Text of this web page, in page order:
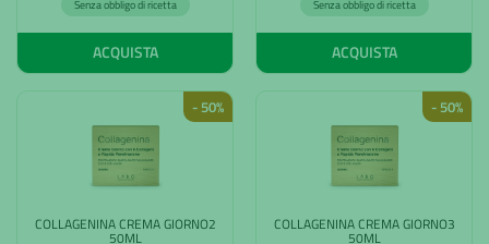
Senza obbligo di ricetta
ACQUISTA
Senza obbligo di ricetta
ACQUISTA
- 50%
COLLAGENINA CREMA GIORNO2
50ML
- 50%
COLLAGENINA CREMA GIORNO3
50ML